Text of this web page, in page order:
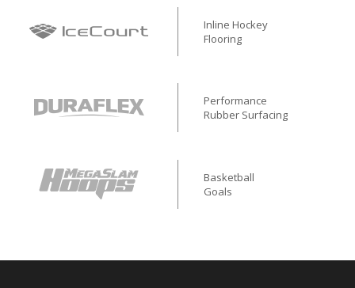
Inline Hockey
Flooring
Performance
Rubber Surfacing
Basketball
Goals